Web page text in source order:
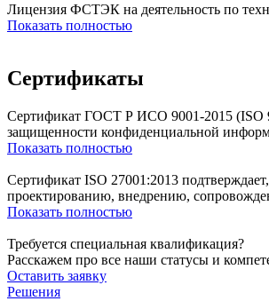
Лицензия ФСТЭК на деятельность по
Показать полностью
Сертификаты
Сертификат ГОСТ Р ИСО 9001-2015 (ISO
защищенности конфиденциальной
Показать полностью
Сертификат ISO 27001:2013
проектированию, внедрению,
Показать полностью
Требуется специальная квалификация?
Расскажем про все наши статусы и
Оставить заявку
Решения